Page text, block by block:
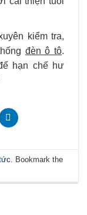
kiểm tra,
đèn ô tô.
hạn chế hư
. Bookmark the